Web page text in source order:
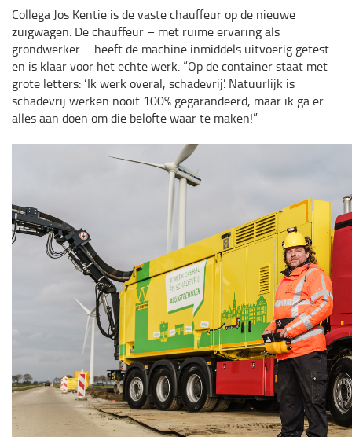
Collega Jos Kentie is de vaste chauffeur op de nieuwe
zuigwagen. De chauffeur – met ruime ervaring als
grondwerker – heeft de machine inmiddels uitvoerig getest
en is klaar voor het echte werk. “Op de container staat met
grote letters: ‘Ik werk overal, schadevrij’. Natuurlijk is
schadevrij werken nooit 100% gegarandeerd, maar ik ga er
alles aan doen om die belofte waar te maken!”